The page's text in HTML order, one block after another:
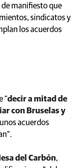
de manifiesto que
sindicatos y
los acuerdos
“decir a mitad de
con Bruselas y
acuerdos
del Carbón,